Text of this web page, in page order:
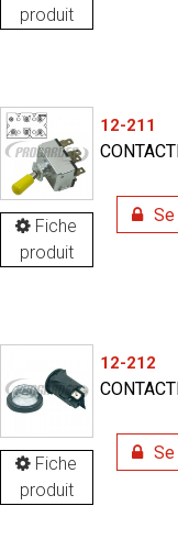
produit
Fiche
produit
12-211
Fiche
produit
12-212